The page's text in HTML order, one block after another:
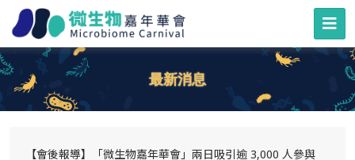
最新消息
【會後報導】「微生物嘉年華會」兩日吸引逾 3,000 人參與